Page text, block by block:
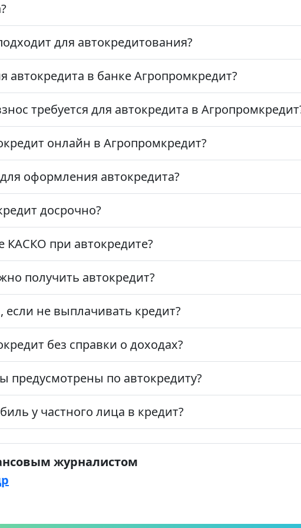
для автокредитования?
автокредита в банке Агропромкредит?
требуется для автокредита в
онлайн в Агропромкредит?
оформления автокредита?
досрочно?
КАСКО при автокредите?
получить автокредит?
если не выплачивать кредит?
без справки о доходах?
предусмотрены по автокредиту?
у частного лица в кредит?
журналистом